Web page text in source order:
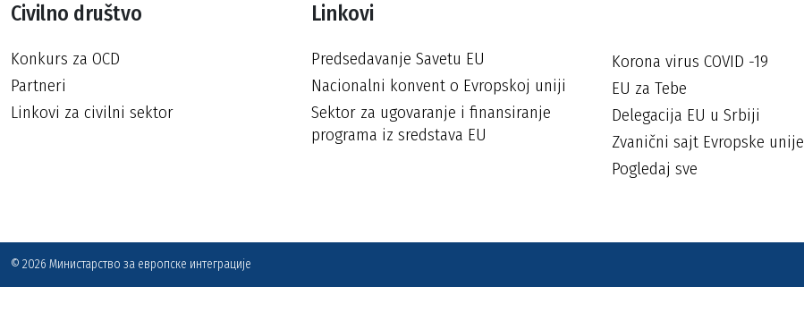
Civilno društvo
Konkurs za OCD
Partneri
Linkovi za civilni sektor
Linkovi
Predsedavanje Savetu EU
Nacionalni konvent o Evropskoj uniji
Sektor za ugovaranje i finansiranje
programa iz sredstava EU
Korona virus COVID -19
EU za Tebe
Delegacija EU u Srbiji
Zvanični sajt Evropske unije
Pogledaj sve
© 2026 Министарство за европске интеграције